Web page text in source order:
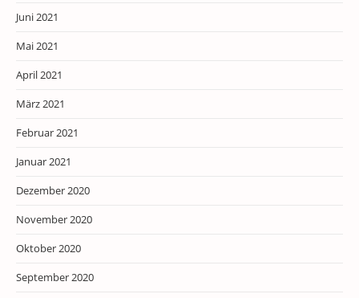
Juni 2021
Mai 2021
April 2021
März 2021
Februar 2021
Januar 2021
Dezember 2020
November 2020
Oktober 2020
September 2020